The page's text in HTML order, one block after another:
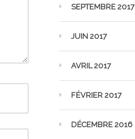
SEPTEMBRE 2017
JUIN 2017
AVRIL 2017
FÉVRIER 2017
DÉCEMBRE 2016